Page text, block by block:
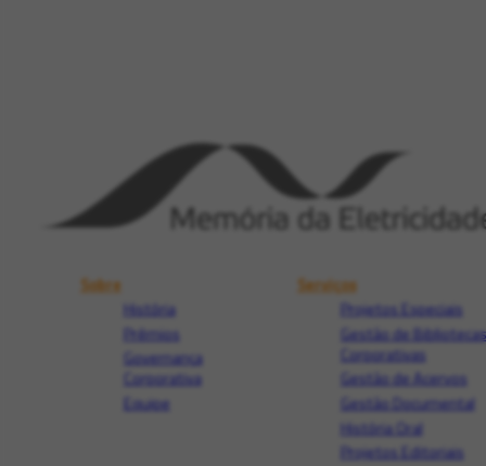
Sobre
História
Prêmios
Governança
Corporativa
Equipe
Serviços
Projetos Especiais
Gestão de Bibliotecas
Corporativas
Gestão de Acervos
Gestão Documental
História Oral
Projetos Editoriais